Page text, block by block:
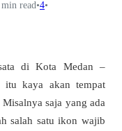
read•4•
di Kota Medan –
itu kaya akan tempat
saja yang ada
salah satu ikon wajib